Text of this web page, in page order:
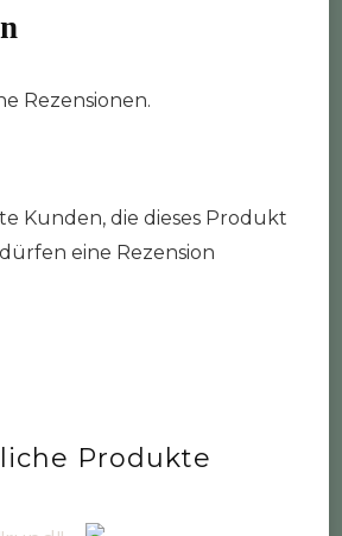
Rezensionen.
Kunden, die dieses Produkt
eine Rezension
Produkte